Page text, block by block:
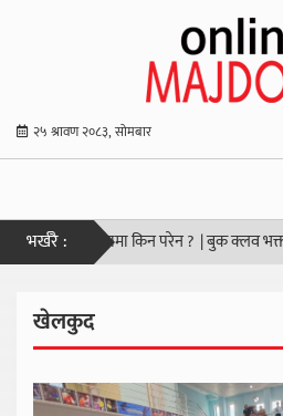
२५ श्रावण २०८३, सोमबार
भर्खरै : किन परेन ? |बुक क्लव भक्तपुरको
खेलकुद